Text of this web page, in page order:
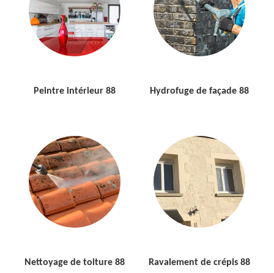
Peintre intérieur 88 Hydrofuge de façade 88
Nettoyage de toiture 88 Ravalement de crépis 88